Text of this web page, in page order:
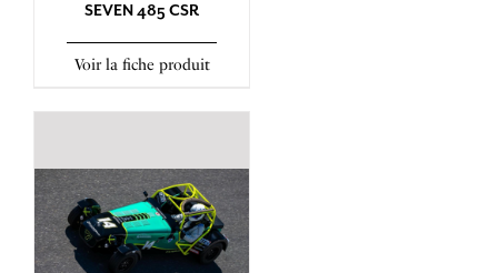
SEVEN 485 CSR
Voir la fiche produit